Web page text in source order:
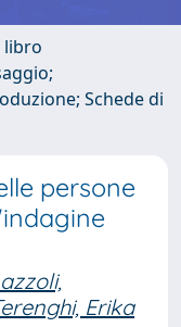
libro
Schede di
persone
Erika